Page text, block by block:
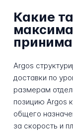
Какие
Argos
доставки по
размерам
позицию Argos
общего
за скорость и